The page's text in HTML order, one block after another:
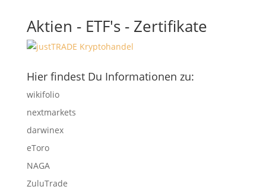
Aktien - ETF's - Zertifikate
Hier findest Du Informationen zu:
wikifolio
nextmarkets
darwinex
eToro
NAGA
ZuluTrade